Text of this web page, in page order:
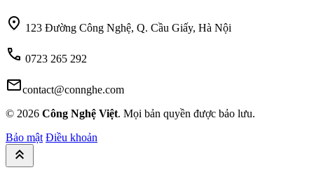
location_on 123 Đường Công Nghệ, Q. Cầu Giấy, Hà Nội
call 0723 265 292
mailcontact@connghe.com
© 2026 Công Nghệ Việt. Mọi bản quyền được bảo lưu.
Bảo mật Điều khoản
keyboard_double_arrow_up